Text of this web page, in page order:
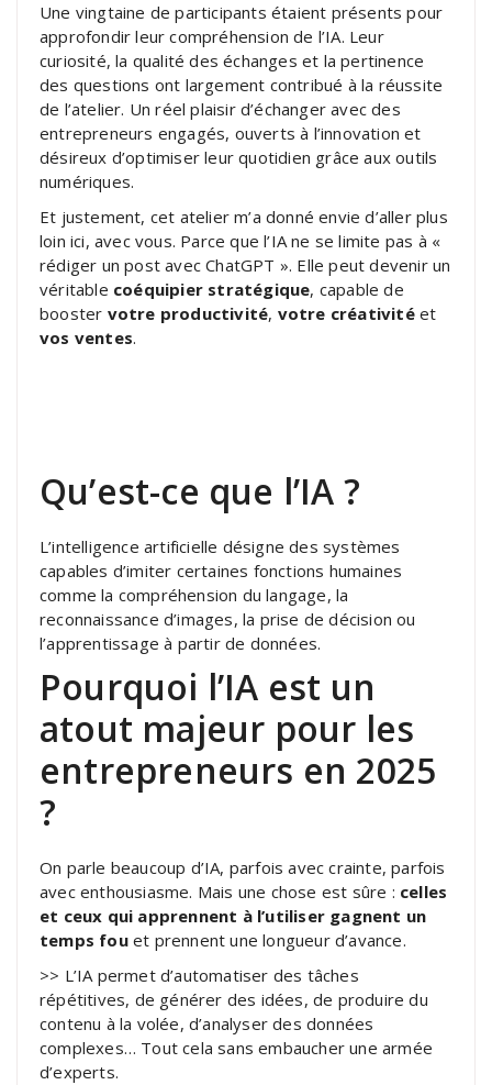
Une vingtaine de participants étaient présents pour
approfondir leur compréhension de l’IA. Leur
curiosité, la qualité des échanges et la pertinence
des questions ont largement contribué à la réussite
de l’atelier. Un réel plaisir d’échanger avec des
entrepreneurs engagés, ouverts à l’innovation et
désireux d’optimiser leur quotidien grâce aux outils
numériques.
Et justement, cet atelier m’a donné envie d’aller plus
loin ici, avec vous. Parce que l’IA ne se limite pas à «
rédiger un post avec ChatGPT ». Elle peut devenir un
véritable coéquipier stratégique, capable de
booster votre productivité, votre créativitéet
vos ventes.
Qu’est-ce que l’IA ?
L’intelligence artificielle désigne des systèmes
capables d’imiter certaines fonctions humaines
comme la compréhension du langage, la
reconnaissance d’images, la prise de décision ou
l’apprentissage à partir de données.
Pourquoi l’IA est un
atout majeur pour les
entrepreneurs en 2025
?
On parle beaucoup d’IA, parfois avec crainte, parfois
avec enthousiasme. Mais une chose est sûre : celles
et ceux qui apprennent à l’utiliser gagnent un
temps fouet prennent une longueur d’avance.
>> L’IA permet d’automatiser des tâches
répétitives, de générer des idées, de produire du
contenu à la volée, d’analyser des données
complexes… Tout cela sans embaucher une armée
d’experts.